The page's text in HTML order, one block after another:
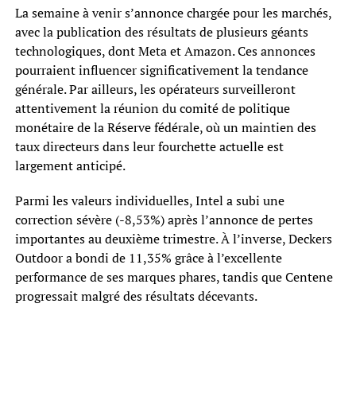
La semaine à venir s’annonce chargée pour les marchés,
avec la publication des résultats de plusieurs géants
technologiques, dont Meta et Amazon. Ces annonces
pourraient influencer significativement la tendance
générale. Par ailleurs, les opérateurs surveilleront
attentivement la réunion du comité de politique
monétaire de la Réserve fédérale, où un maintien des
taux directeurs dans leur fourchette actuelle est
largement anticipé.
Parmi les valeurs individuelles, Intel a subi une
correction sévère (-8,53%) après l’annonce de pertes
importantes au deuxième trimestre. À l’inverse, Deckers
Outdoor a bondi de 11,35% grâce à l’excellente
performance de ses marques phares, tandis que Centene
progressait malgré des résultats décevants.